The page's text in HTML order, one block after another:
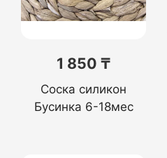
1 850 ₸
Соска силикон
Бусинка 6-18мес